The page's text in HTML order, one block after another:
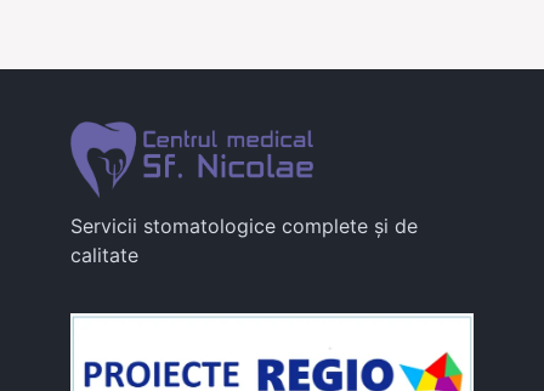
Servicii stomatologice complete și de
calitate